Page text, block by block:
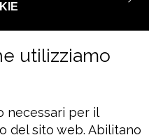
utilizziamo
necessari per il
del sito web. Abilitano